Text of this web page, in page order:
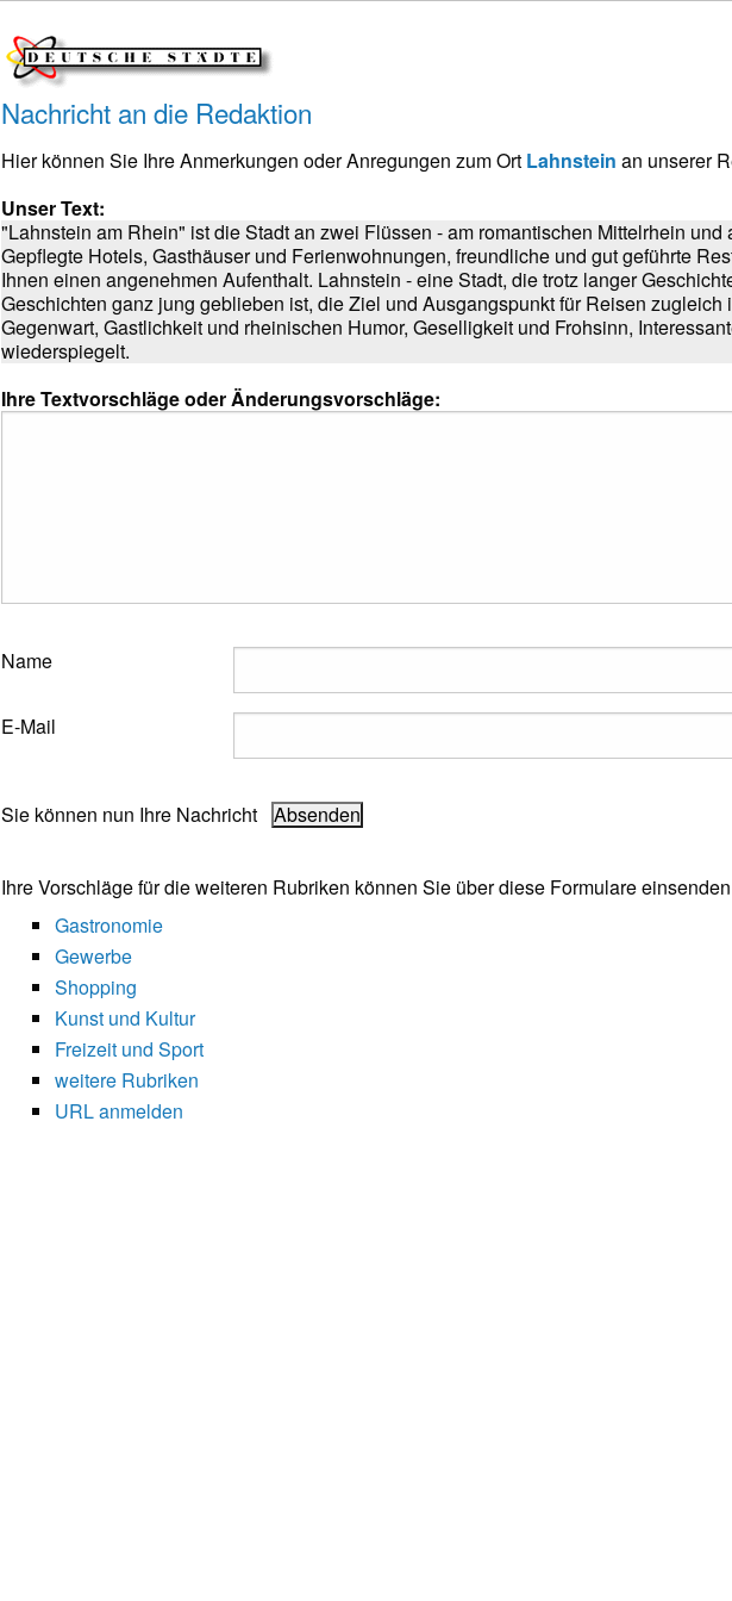
Nachricht an die Redaktion
Hier können Sie Ihre Anmerkungen oder Anregungen zum Ort Lahnstein an unserer
Unser Text:
"Lahnstein am Rhein" ist die Stadt an zwei Flüssen - am romantischen Mittelrhein
Gepflegte Hotels, Gasthäuser und Ferienwohnungen, freundliche und gut geführte
Ihnen einen angenehmen Aufenthalt. Lahnstein - eine Stadt, die trotz langer
Geschichten ganz jung geblieben ist, die Ziel und Ausgangspunkt für Reisen zugleich
Gegenwart, Gastlichkeit und rheinischen Humor, Geselligkeit und Frohsinn,
wiederspiegelt.
Ihre Textvorschläge oder Änderungsvorschläge:
Name
E-Mail
Sie können nun Ihre Nachricht
Ihre Vorschläge für die weiteren Rubriken können Sie über diese Formulare
Gastronomie
Gewerbe
Shopping
Kunst und Kultur
Freizeit und Sport
weitere Rubriken
URL anmelden